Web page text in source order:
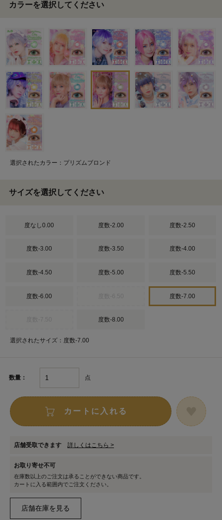
カラーを選択してください
選択されたカラー：プリズムブロンド
サイズを選択してください
度なし0.00 度数-2.00 度数-2.50
度数-3.00 度数-3.50 度数-4.00
度数-4.50 度数-5.00 度数-5.50
度数-6.00 度数-7.00
度数-8.00
選択されたサイズ：度数-7.00
数量： 点
カートに入れる
店舗受取できます 詳しくはこちら >
お取り寄せ不可
在庫数以上のご注文は承ることができない商品です。
カートに入る範囲内でご注文ください。